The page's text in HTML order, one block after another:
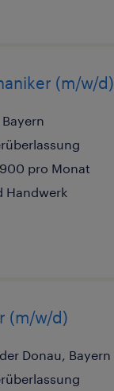
(m/w/d)
pro Monat
Handwerk
(m/w/d)
Donau, Bayern